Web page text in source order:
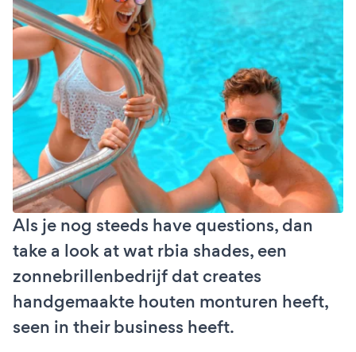
Als je nog steeds have questions, dan
take a look at wat rbia shades, een
zonnebrillenbedrijf dat creates
handgemaakte houten monturen heeft,
seen in their business heeft.